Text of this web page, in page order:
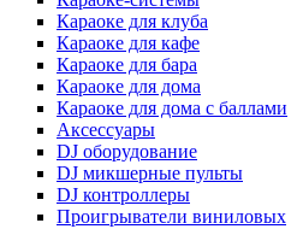
Караоке для клуба
Караоке для кафе
Караоке для бара
Караоке для дома
Караоке для дома с баллами
Аксессуары
DJ оборудование
DJ микшерные пульты
DJ контроллеры
Проигрыватели виниловых